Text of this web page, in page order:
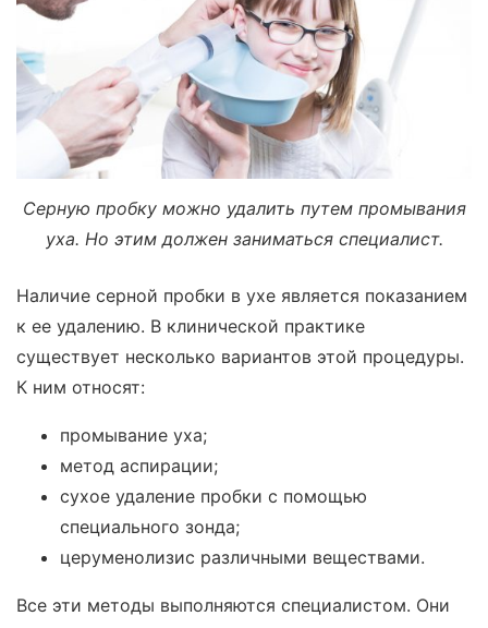
Серную пробку можно удалить путем промывания
уха. Но этим должен заниматься специалист.
Наличие серной пробки в ухе является показанием
к ее удалению. В клинической практике
существует несколько вариантов этой процедуры.
К ним относят:
промывание уха;
метод аспирации;
сухое удаление пробки с помощью
специального зонда;
церуменолизис различными веществами.
Все эти методы выполняются специалистом. Они